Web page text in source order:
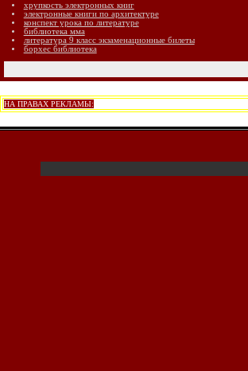
хрупкость электронных книг
электронные книги по архитектуре
конспект урока по литературе
библиотека мма
литература 9 класс экзаменационные билеты
борхес библиотека
НА ПРАВАХ РЕКЛАМЫ: